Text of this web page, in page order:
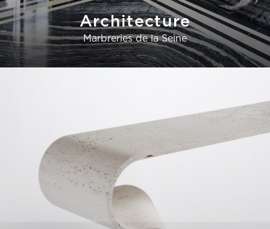
Architecture
Marbreries de la Seine